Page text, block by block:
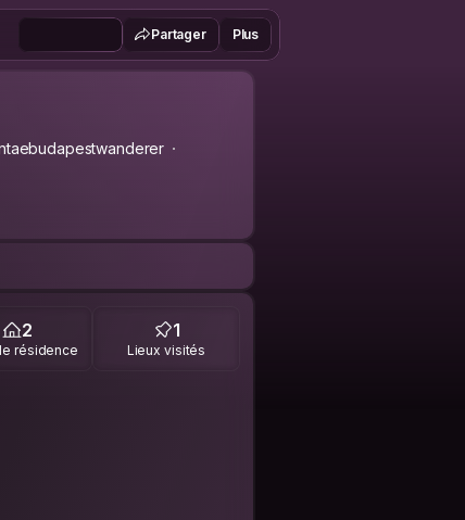
Partager Plus
2
résidence
1
Lieux visités